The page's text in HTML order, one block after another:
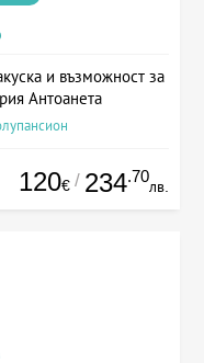
и възможност за
Антоанета
120€ / 234.70
лв.